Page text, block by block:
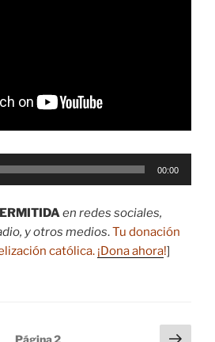
00:00
en redes sociales,
y otros medios.Tu donación
católica. ¡Dona ahora!]
Página2